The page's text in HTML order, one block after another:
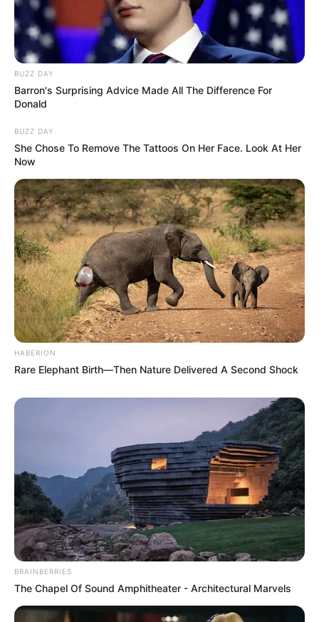
BUZZ DAY
Barron's Surprising Advice Made All The Difference For
Donald
BUZZ DAY
She Chose To Remove The Tattoos On Her Face. Look At Her
Now
HABERION
Rare Elephant Birth—Then Nature Delivered A Second Shock
BRAINBERRIES
The Chapel Of Sound Amphitheater - Architectural Marvels